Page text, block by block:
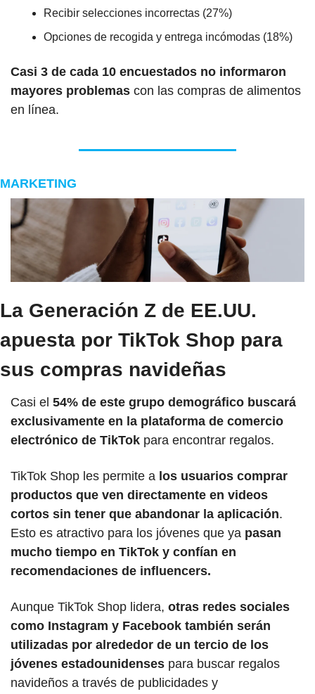
Recibir selecciones incorrectas (27%)
Opciones de recogida y entrega incómodas (18%)
Casi 3 de cada 10 encuestados no informaron
mayores problemas con las compras de alimentos
en línea.
MARKETING
La Generación Z de EE.UU.
apuesta por TikTok Shop para
sus compras navideñas
Casi el 54% de este grupo demográfico buscará
exclusivamente en la plataforma de comercio
electrónico de TikTok para encontrar regalos.
TikTok Shop les permite a los usuarios comprar
productos que ven directamente en videos
cortos sin tener que abandonar la aplicación.
Esto es atractivo para los jóvenes que ya pasan
mucho tiempo en TikTok y confían en
recomendaciones de influencers.
Aunque TikTok Shop lidera, otras redes sociales
como Instagram y Facebook también serán
utilizadas por alrededor de un tercio de los
jóvenes estadounidenses para buscar regalos
navideños a través de publicidades y